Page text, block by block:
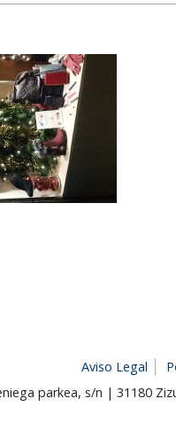
Aviso Legal
parkea, s/n | 31180